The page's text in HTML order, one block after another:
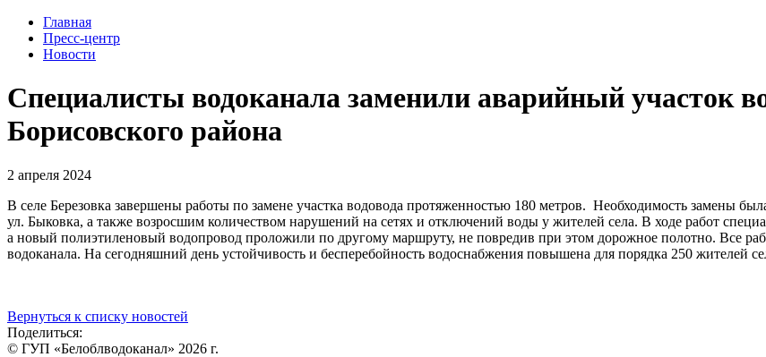
Главная
Пресс-центр
Новости
Специалисты водоканала заменили аварийный участок
Борисовского района
2 апреля 2024
В селе Березовка завершены работы по замене участка водовода протяженностью 180 метров. Необходимость замены
ул. Быковка, а также возросшим количеством нарушений на сетях и отключений воды у жителей села. В ходе работ
а новый полиэтиленовый водопровод проложили по другому маршруту, не повредив при этом дорожное полотно. Все
водоканала. На сегодняшний день устойчивость и бесперебойность водоснабжения повышена для порядка 250 жителей
Вернуться к списку новостей
Поделиться:
© ГУП «Белоблводоканал» 2026 г.